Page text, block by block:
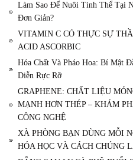
Làm Sao Để Nuôi Tinh Thể Tại
Đơn Giản?
VITAMIN C CÓ THỰC SỰ
ACID ASCORBIC
Hóa Chất Và Pháo Hoa: Bí Mật
Diễn Rực Rỡ
GRAPHENE: CHẤT LIỆU
MẠNH HƠN THÉP – KHÁM
CÔNG NGHỆ
XÀ PHÒNG BẠN DÙNG MỖI
HÓA HỌC VÀ CÁCH CHÚNG